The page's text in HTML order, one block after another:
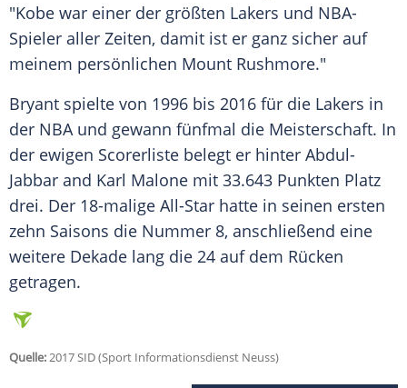
"Kobe war einer der größten Lakers und NBA-
Spieler aller Zeiten, damit ist er ganz sicher auf
meinem persönlichen Mount Rushmore."
Bryant spielte von 1996 bis 2016 für die Lakers in
der NBAund gewann fünfmal die Meisterschaft. In
der ewigen Scorerliste belegt er hinter Abdul-
Jabbar and Karl Malone mit 33.643 Punkten Platz
drei. Der 18-malige All-Star hatte in seinen ersten
zehn Saisons die Nummer 8, anschließend eine
weitere Dekade lang die 24 auf dem Rücken
getragen.
Quelle:2017 SID (Sport Informationsdienst Neuss)